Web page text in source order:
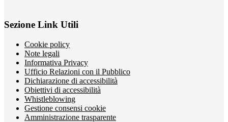
Sezione Link Utili
Cookie policy
Note legali
Informativa Privacy
Ufficio Relazioni con il Pubblico
Dichiarazione di accessibilità
Obiettivi di accessibilità
Whistleblowing
Gestione consensi cookie
Amministrazione trasparente